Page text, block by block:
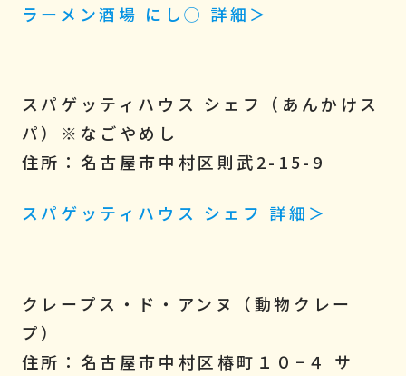
ラーメン酒場 にし◯ 詳細＞
スパゲッティハウス シェフ（あんかけス
パ） ※なごやめし
住所：名古屋市中村区則武2-15-9
スパゲッティハウス シェフ 詳細 ＞
クレープス・ド・アンヌ（動物クレー
プ）
住所：名古屋市中村区椿町１０−４ サ